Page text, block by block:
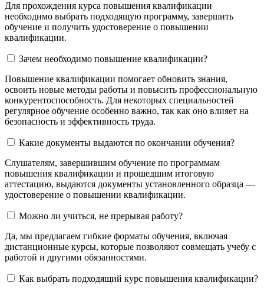
Для прохождения курса повышения квалификации
необходимо выбрать подходящую программу, завершить
обучение и получить удостоверение о повышении
квалификации.
Зачем необходимо повышение квалификации?
Повышение квалификации помогает обновить знания,
освоить новые методы работы и повысить профессиональную
конкурентоспособность. Для некоторых специальностей
регулярное обучение особенно важно, так как оно влияет на
безопасность и эффективность труда.
Какие документы выдаются по окончании обучения?
Слушателям, завершившим обучение по программам
повышения квалификации и прошедшим итоговую
аттестацию, выдаются документы установленного образца —
удостоверение о повышении квалификации.
Можно ли учиться, не прерывая работу?
Да, мы предлагаем гибкие форматы обучения, включая
дистанционные курсы, которые позволяют совмещать учебу с
работой и другими обязанностями.
Как выбрать подходящий курс повышения квалификации?